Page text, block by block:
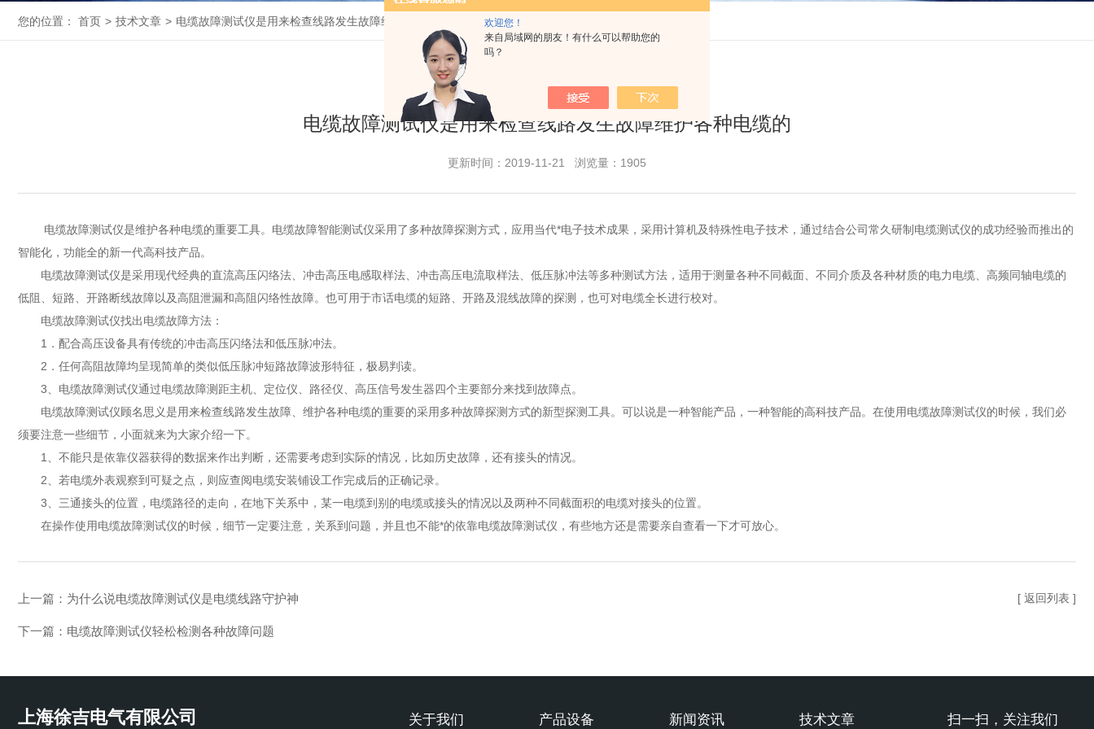
欢迎您！
来自局域网的朋友！有什么可以帮助您的
吗？
您的位置： 首页 > 技术文章 > 电缆故障测试仪是用来检查线路发生故障维护各种电缆的
电缆故障测试仪是用来检查线路发生故障维护各种电缆的
更新时间：2019-11-21 浏览量：1905
电缆故障测试仪是维护各种电缆的重要工具。电缆故障智能测试仪采用了多种故障探测方式，应用当代*电子技术成果，采用计算机及特殊性电子技术，通过结合公司常久研制电缆测试仪的成功经验而推出的
智能化，功能全的新一代高科技产品。
电缆故障测试仪是采用现代经典的直流高压闪络法、冲击高压电感取样法、冲击高压电流取样法、低压脉冲法等多种测试方法，适用于测量各种不同截面、不同介质及各种材质的电力电缆、高频同轴电缆的
低阻、短路、开路断线故障以及高阻泄漏和高阻闪络性故障。也可用于市话电缆的短路、开路及混线故障的探测，也可对电缆全长进行校对。
电缆故障测试仪找出电缆故障方法：
1．配合高压设备具有传统的冲击高压闪络法和低压脉冲法。
2．任何高阻故障均呈现简单的类似低压脉冲短路故障波形特征，极易判读。
3、电缆故障测试仪通过电缆故障测距主机、定位仪、路径仪、高压信号发生器四个主要部分来找到故障点。
电缆故障测试仪顾名思义是用来检查线路发生故障、维护各种电缆的重要的采用多种故障探测方式的新型探测工具。可以说是一种智能产品，一种智能的高科技产品。在使用电缆故障测试仪的时候，我们必
须要注意一些细节，小面就来为大家介绍一下。
1、不能只是依靠仪器获得的数据来作出判断，还需要考虑到实际的情况，比如历史故障，还有接头的情况。
2、若电缆外表观察到可疑之点，则应查阅电缆安装铺设工作完成后的正确记录。
3、三通接头的位置，电缆路径的走向，在地下关系中，某一电缆到别的电缆或接头的情况以及两种不同截面积的电缆对接头的位置。
在操作使用电缆故障测试仪的时候，细节一定要注意，关系到问题，并且也不能*的依靠电缆故障测试仪，有些地方还是需要亲自查看一下才可放心。
上一篇： 为什么说电缆故障测试仪是电缆线路守护神
下一篇： 电缆故障测试仪轻松检测各种故障问题
[ 返回列表 ]
上海徐吉电气有限公司 扫一扫，关注我们
关于我们 产品设备 新闻资讯 技术文章